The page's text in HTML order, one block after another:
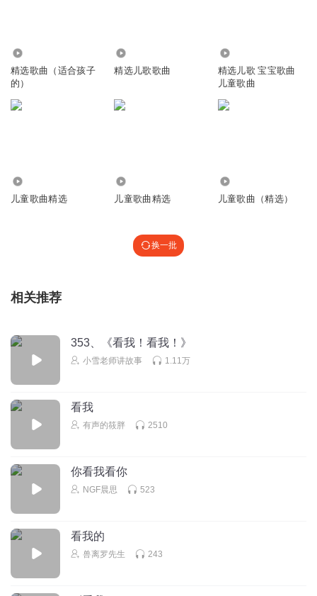
精选歌曲（适合孩子
的）
精选儿歌歌曲
精选儿歌 宝宝歌曲
儿童歌曲
儿童歌曲精选 儿童歌曲精选 儿童歌曲（精选）
换一批
相关推荐
353、《看我！看我！》
小雪老师讲故事 1.11万
看我
有声的筱胖 2510
你看我看你
NGF晨思 523
看我的
兽离罗先生 243